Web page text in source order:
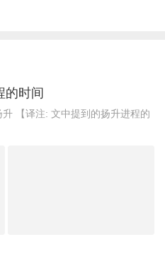
的时间
【译注: 文中提到的扬升进程的